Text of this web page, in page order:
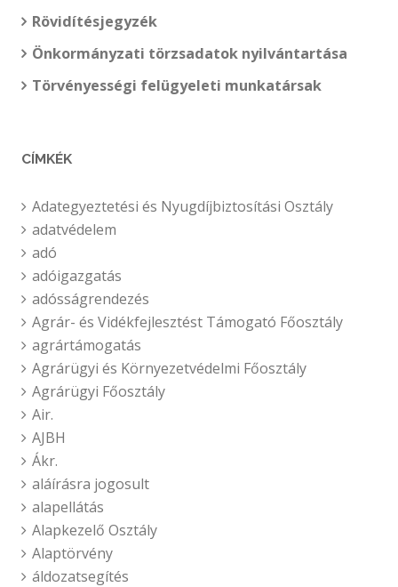
Rövidítésjegyzék
Önkormányzati törzsadatok nyilvántartása
Törvényességi felügyeleti munkatársak
CÍMKÉK
Adategyeztetési és Nyugdíjbiztosítási Osztály
adatvédelem
adó
adóigazgatás
adósságrendezés
Agrár- és Vidékfejlesztést Támogató Főosztály
agrártámogatás
Agrárügyi és Környezetvédelmi Főosztály
Agrárügyi Főosztály
Air.
AJBH
Ákr.
aláírásra jogosult
alapellátás
Alapkezelő Osztály
Alaptörvény
áldozatsegítés